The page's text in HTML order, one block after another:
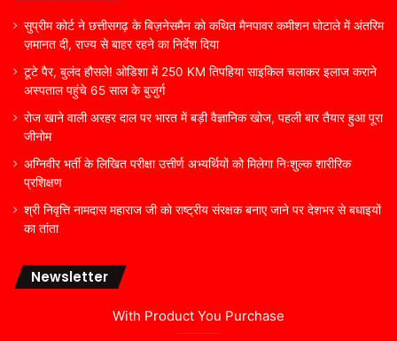
सुप्रीम कोर्ट ने छत्तीसगढ़ के बिज़नेसमैन को कथित मैनपावर कमीशन घोटाले में अंतरिम
ज़मानत दी, राज्य से बाहर रहने का निर्देश दिया
टूटे पैर, बुलंद हौसले! ओडिशा में 250 KM तिपहिया साइकिल चलाकर इलाज कराने
अस्पताल पहुंचे 65 साल के बुजुर्ग
रोज खाने वाली अरहर दाल पर भारत में बड़ी वैज्ञानिक खोज, पहली बार तैयार हुआ पूरा
जीनोम
अग्निवीर भर्ती के लिखित परीक्षा उत्तीर्ण अभ्यर्थियों को मिलेगा निःशुल्क शारीरिक
प्रशिक्षण
श्री निवृत्ति नामदास महाराज जी को राष्ट्रीय संरक्षक बनाए जाने पर देशभर से बधाइयों
का तांता
Newsletter
With Product You Purchase